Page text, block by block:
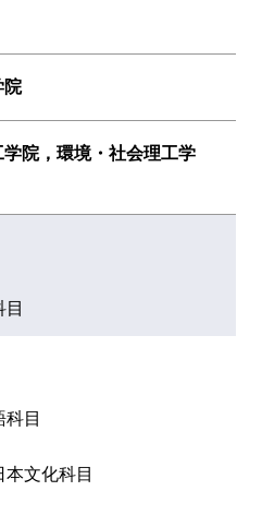
目
科目
目
科目
ス科目
科目
目
学系
科目
科目
系
科目
院
目
科目
目
院，環境・社会理工学
理工学院，環境・社会
目
本文化科目